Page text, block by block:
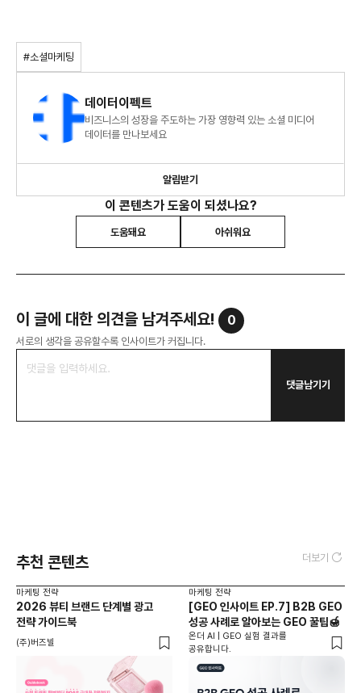
#소셜마케팅
데이터이펙트
비즈니스의 성장을 주도하는 가장 영향력 있는 소셜 미디어
데이터를 만나보세요
알림받기
이 콘텐츠가 도움이 되셨나요?
도움돼요 아쉬워요
이 글에 대한 의견을 남겨주세요! 0
서로의 생각을 공유할수록 인사이트가 커집니다.
댓글남기기
추천 콘텐츠 더보기
마케팅 전략
2026 뷰티 브랜드 단계별 광고
전략 가이드북
(주)버즈빌
마케팅 전략
[GEO 인사이트 EP.7] B2B GEO
성공 사례로 알아보는 GEO 꿀팁🍯
온더 AI | GEO 실험 결과를
공유합니다.